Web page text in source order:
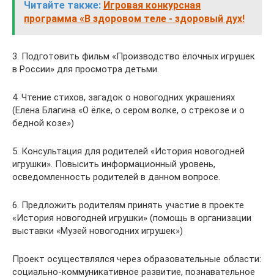
Читайте также: Игровая конкурсная
программа «В здоровом теле - здоровый дух!
3. Подготовить фильм «Производство ёлочных игрушек
в России» для просмотра детьми.
4. Чтение стихов, загадок о новогодних украшениях
(Елена Благина «О ёлке, о сером волке, о стрекозе и о
бедной козе»)
5. Консультация для родителей «История новогодней
игрушки». Повысить информационный уровень,
осведомленность родителей в данном вопросе.
6. Предложить родителям принять участие в проекте
«История новогодней игрушки» (помощь в организации
выставки «Музей новогодних игрушек»)
Проект осуществлялся через образовательные области:
социально-коммуникативное развитие, познавательное